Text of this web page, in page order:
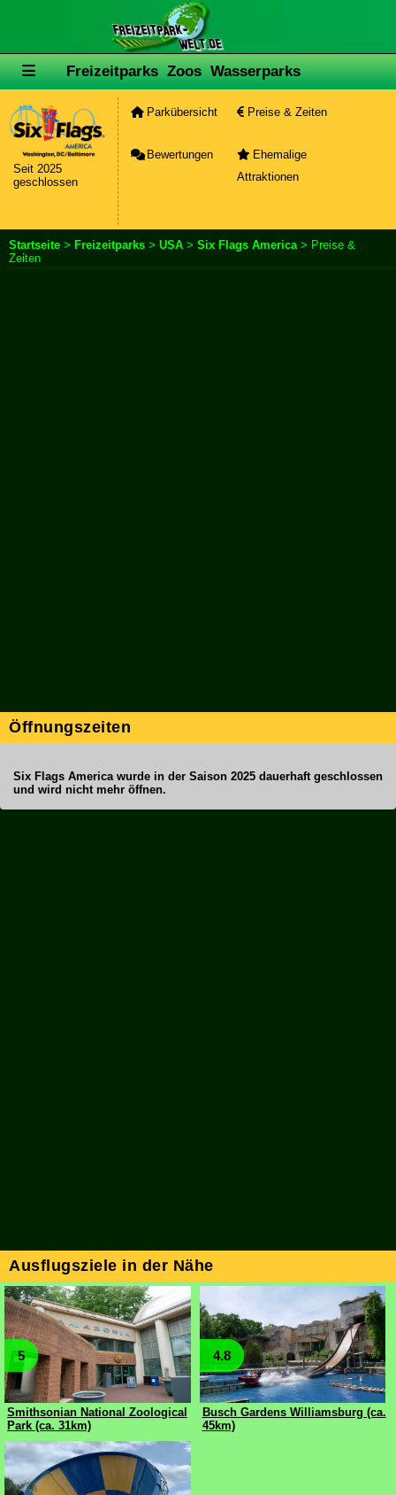
Freizeitparks Zoos Wasserparks
Seit 2025
geschlossen
Parkübersicht Preise & Zeiten
Bewertungen
Ehemalige
Attraktionen
Startseite > Freizeitparks > USA > Six Flags America> Preise &
Zeiten
Öffnungszeiten
Six Flags America wurde in der Saison 2025 dauerhaft geschlossen
und wird nicht mehr öffnen.
Ausflugsziele in der Nähe
5
Smithsonian National Zoological
Park (ca. 31km)
4.8
Busch Gardens Williamsburg (ca.
45km)